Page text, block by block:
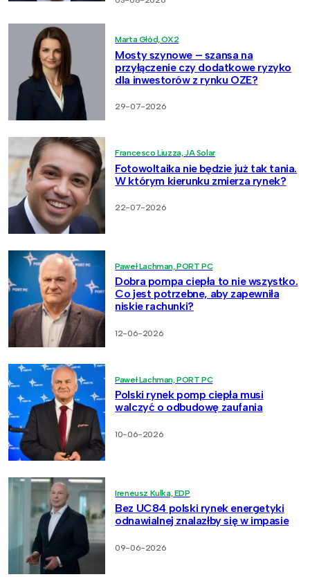
Marta Głód, OX2
Mosty szynowe – szansa na
przyłączenie czy dodatkowe ryzyko
dla inwestorów z rynku OZE?
29-07-2026
Francesco Liuzza, JA Solar
Fotowoltaika nie będzie już tak tania.
W którym kierunku zmierza rynek?
22-07-2026
Paweł Lachman, PORT PC
Dobra pompa ciepła to nie wszystko.
Co jest potrzebne, aby zapewniła
niskie rachunki?
12-06-2026
Paweł Lachman, PORT PC
Polski rynek pomp ciepła musi
walczyć o odbudowę zaufania
10-06-2026
Ireneusz Kulka, EDP
Bez UC84 polski rynek energetyki
odnawialnej znalazłby się w impasie
09-06-2026